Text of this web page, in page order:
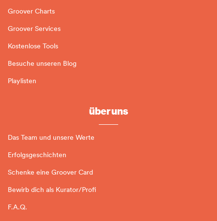
Groover Charts
Groover Services
Kostenlose Tools
Besuche unseren Blog
Playlisten
über uns
Das Team und unsere Werte
Erfolgsgeschichten
Schenke eine Groover Card
Bewirb dich als Kurator/Profi
F.A.Q.